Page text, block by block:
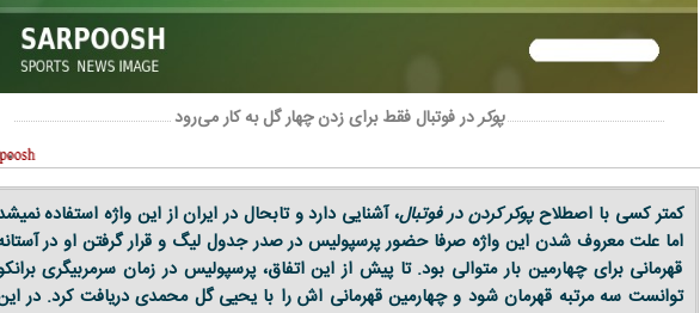
پوکردر فوتبال فقط برای زدن چهار گل به کار می‌رود
کمتر کسی با اصطلاحپوکر کردن در فوتبال، آشنایی دارد و تابحال در ایران از این واژه استفاده
اما علت معروف شدن این واژه صرفا حضور پرسپولیس در صدر جدول لیگ و قرار گرفتن او در
قهرمانی برای چهارمین بار متوالی بود. تا پیش از این اتفاق، پرسپولیس در زمان سرمربیگری
توانست سه مرتبه قهرمان شود و چهارمین قهرمانی اش را با یحیی گل محمدی دریافت کرد. در